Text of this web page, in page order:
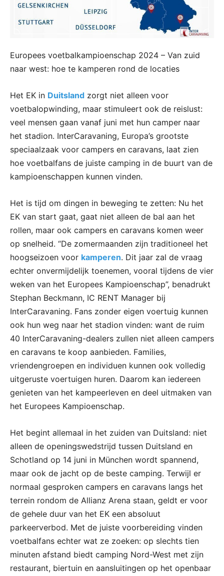
Europees voetbalkampioenschap 2024 – Van zuid
naar west: hoe te kamperen rond de locaties
Het EK in Duitsland zorgt niet alleen voor
voetbalopwinding, maar stimuleert ook de reislust:
veel mensen gaan vanaf juni met hun camper naar
het stadion. InterCaravaning, Europa’s grootste
speciaalzaak voor campers en caravans, laat zien
hoe voetbalfans de juiste camping in de buurt van de
kampioenschappen kunnen vinden.
Het is tijd om dingen in beweging te zetten: Nu het
EK van start gaat, gaat niet alleen de bal aan het
rollen, maar ook campers en caravans komen weer
op snelheid. “De zomermaanden zijn traditioneel het
hoogseizoen voor kamperen. Dit jaar zal de vraag
echter onvermijdelijk toenemen, vooral tijdens de vier
weken van het Europees Kampioenschap”, benadrukt
Stephan Beckmann, IC RENT Manager bij
InterCaravaning. Fans zonder eigen voertuig kunnen
ook hun weg naar het stadion vinden: want de ruim
40 InterCaravaning-dealers zullen niet alleen campers
en caravans te koop aanbieden. Families,
vriendengroepen en individuen kunnen ook volledig
uitgeruste voertuigen huren. Daarom kan iedereen
genieten van het kampeerleven en deel uitmaken van
het Europees Kampioenschap.
Het begint allemaal in het zuiden van Duitsland: niet
alleen de openingswedstrijd tussen Duitsland en
Schotland op 14 juni in München wordt spannend,
maar ook de jacht op de beste camping. Terwijl er
normaal gesproken campers en caravans langs het
terrein rondom de Allianz Arena staan, geldt er voor
de gehele duur van het EK een absoluut
parkeerverbod. Met de juiste voorbereiding vinden
voetbalfans echter wat ze zoeken: op slechts tien
minuten afstand biedt camping Nord-West met zijn
restaurant, biertuin en aansluitingen op het openbaar